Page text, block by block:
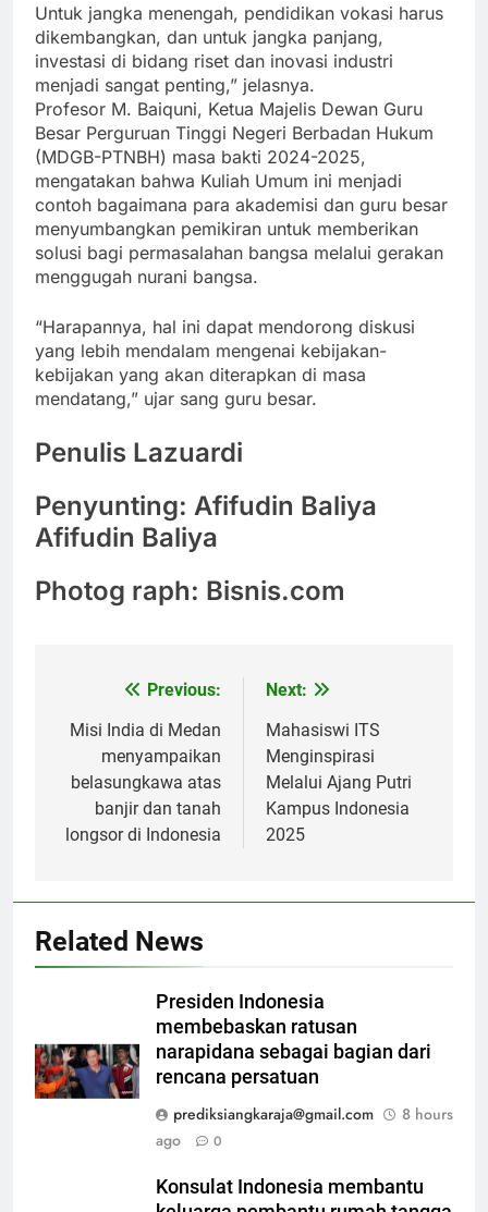
Untuk jangka menengah, pendidikan vokasi harus
dikembangkan, dan untuk jangka panjang,
investasi di bidang riset dan inovasi industri
menjadi sangat penting,” jelasnya.
Profesor M. Baiquni, Ketua Majelis Dewan Guru
Besar Perguruan Tinggi Negeri Berbadan Hukum
(MDGB-PTNBH) masa bakti 2024-2025,
mengatakan bahwa Kuliah Umum ini menjadi
contoh bagaimana para akademisi dan guru besar
menyumbangkan pemikiran untuk memberikan
solusi bagi permasalahan bangsa melalui gerakan
menggugah nurani bangsa.
“Harapannya, hal ini dapat mendorong diskusi
yang lebih mendalam mengenai kebijakan-
kebijakan yang akan diterapkan di masa
mendatang,” ujar sang guru besar.
Penulis Lazuardi
Penyunting: Afifudin Baliya
Afifudin Baliya
Photog raph: Bisnis.com
navigation
Previous:
Misi India di Medan
menyampaikan
belasungkawa atas
banjir dan tanah
longsor di Indonesia
Next:
Mahasiswi ITS
Menginspirasi
Melalui Ajang Putri
Kampus Indonesia
2025
Related News
Presiden Indonesia
membebaskan ratusan
narapidana sebagai bagian dari
rencana persatuan
prediksiangkaraja@gmail.com
8 hours
ago
0
Konsulat Indonesia membantu